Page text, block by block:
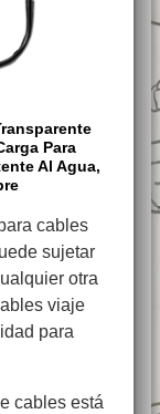
Para
Al Agua,
cables
sujetar
otra
viaje
para
cables está